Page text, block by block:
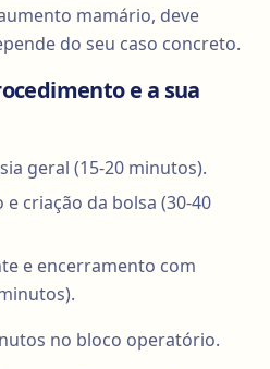
mamário, deve
do seu caso concreto.
e a sua
geral (15-20 minutos).
e criação da bolsa (30-40
e encerramento com
no bloco operatório.